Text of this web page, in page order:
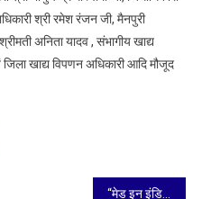
श्री रमेश रंजन जी, मैनपुरी
अनिता यादव , संभागीय खाद्य
खाद्य विपणन अधिकारी आदि मौजूद